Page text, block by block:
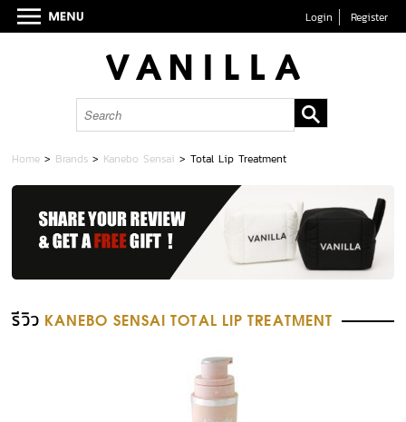
Login Register
Home > Brands > Kanebo Sensai >Total Lip Treatment
รีวิว KANEBO SENSAI TOTAL LIP TREATMENT